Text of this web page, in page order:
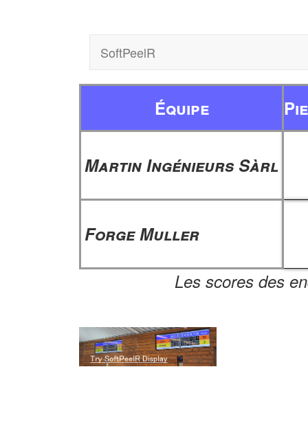
SoftPeelR
Équipe
Martin Ingénieurs Sàrl
Forge Muller
Les scores des